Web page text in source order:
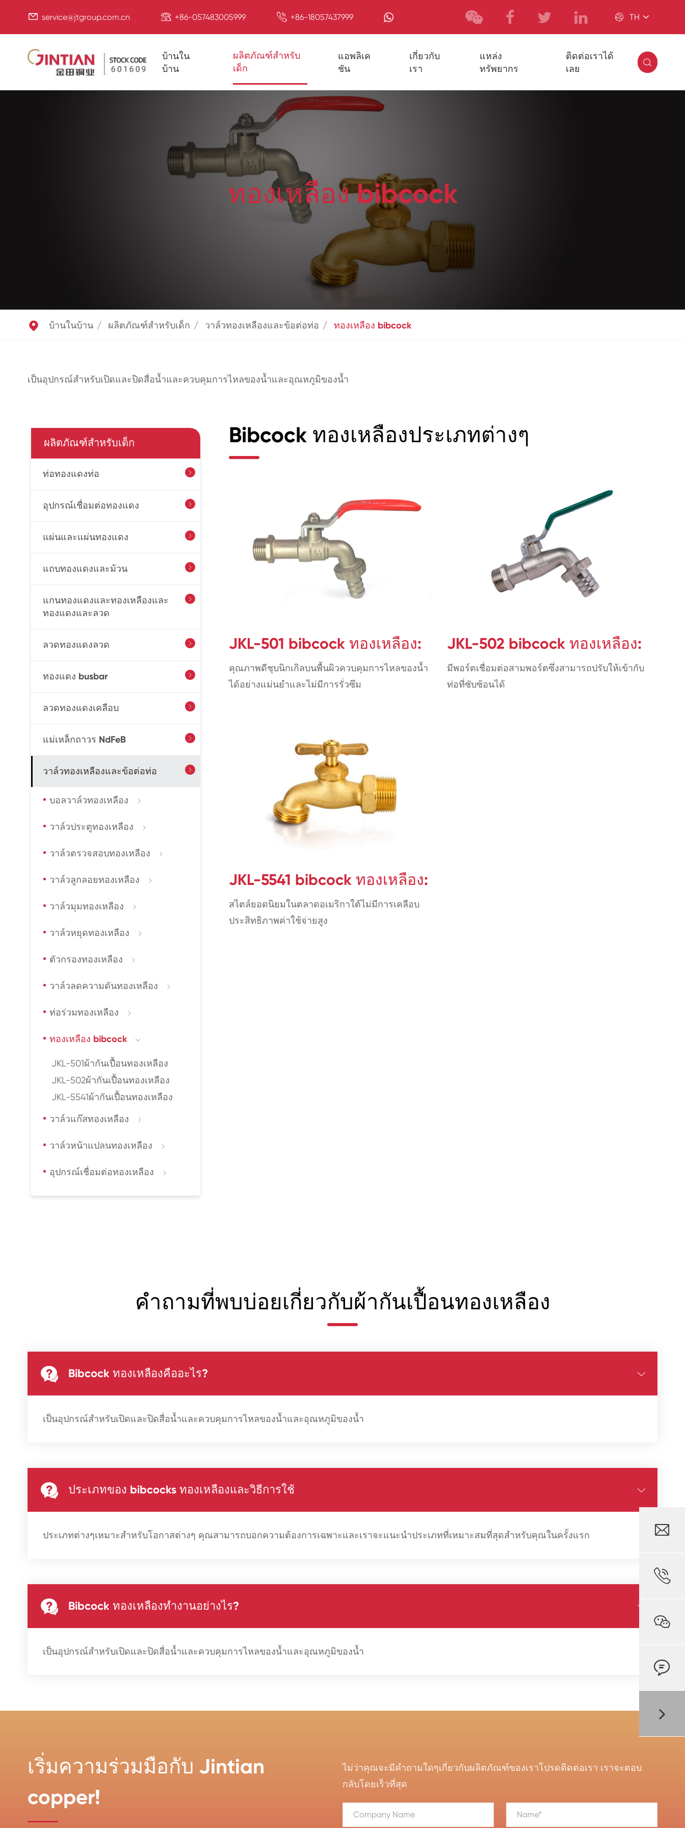
 service@jtgroup.com.cn  +86-057483005999  +86-18057437999  TH
บ้านใน
บ้าน
ผลิตภัณฑ์สำหรับ
เด็ก
แอพลิเค
ชัน
เกี่ยวกับ
เรา
แหล่ง
ทรัพยากร
ติดต่อเราได้
เลย

ทองเหลือง bibcock
 บ้านในบ้าน ผลิตภัณฑ์สำหรับเด็ก วาล์วทองเหลืองและข้อต่อท่อ ทองเหลือง bibcock
เป็นอุปกรณ์สำหรับเปิดและปิดสื่อน้ำและควบคุมการไหลของน้ำและอุณหภูมิของน้ำ
ผลิตภัณฑ์สำหรับเด็ก
ท่อทองแดงท่อ 
อุปกรณ์เชื่อมต่อทองแดง 
แผ่นและแผ่นทองแดง 
แถบทองแดงและม้วน 
แกนทองแดงและทองเหลืองและ
ทองแดงและลวด

ลวดทองแดงลวด 
ทองแดง busbar 
ลวดทองแดงเคลือบ 
แม่เหล็กถาวร NdFeB 
วาล์วทองเหลืองและข้อต่อท่อ 
บอลวาล์วทองเหลือง 
วาล์วประตูทองเหลือง 
วาล์วตรวจสอบทองเหลือง 
วาล์วลูกลอยทองเหลือง 
วาล์วมุมทองเหลือง 
วาล์วหยุดทองเหลือง 
ตัวกรองทองเหลือง 
วาล์วลดความดันทองเหลือง 
ท่อร่วมทองเหลือง 
ทองเหลือง bibcock 
JKL-501ผ้ากันเปื้อนทองเหลือง
JKL-502ผ้ากันเปื้อนทองเหลือง
JKL-5541ผ้ากันเปื้อนทองเหลือง
วาล์วแก๊สทองเหลือง 
วาล์วหน้าแปลนทองเหลือง 
อุปกรณ์เชื่อมต่อทองเหลือง 
Bibcock ทองเหลืองประเภทต่างๆ
JKL-501 bibcock ทองเหลือง:
คุณภาพดีชุบนิกเกิลบนพื้นผิวควบคุมการไหลของน้ำ
ได้อย่างแม่นยำและไม่มีการรั่วซึม
JKL-502 bibcock ทองเหลือง:
มีพอร์ตเชื่อมต่อสามพอร์ตซึ่งสามารถปรับให้เข้ากับ
ท่อที่ซับซ้อนได้
JKL-5541 bibcock ทองเหลือง:
สไตล์ยอดนิยมในตลาดอเมริกาใต้ไม่มีการเคลือบ
ประสิทธิภาพค่าใช้จ่ายสูง
คำถามที่พบบ่อยเกี่ยวกับผ้ากันเปื้อนทองเหลือง
 Bibcock ทองเหลืองคืออะไร? 
เป็นอุปกรณ์สำหรับเปิดและปิดสื่อน้ำและควบคุมการไหลของน้ำและอุณหภูมิของน้ำ
 ประเภทของ bibcocks ทองเหลืองและวิธีการใช้ 
ประเภทต่างๆเหมาะสำหรับโอกาสต่างๆ คุณสามารถบอกความต้องการเฉพาะและเราจะแนะนำประเภทที่เหมาะสมที่สุดสำหรับคุณในครั้งแรก
 Bibcock ทองเหลืองทำงานอย่างไร? 
เป็นอุปกรณ์สำหรับเปิดและปิดสื่อน้ำและควบคุมการไหลของน้ำและอุณหภูมิของน้ำ
เริ่มความร่วมมือกับ Jintian
copper!
ไม่ว่าคุณจะมีคำถามใดๆเกี่ยวกับผลิตภัณฑ์ของเราโปรดติดต่อเรา เราจะตอบ
กลับโดยเร็วที่สุด



